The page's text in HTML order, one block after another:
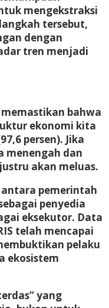
mengekstraksi
tersebut,
dengan
tren menjadi
bahwa
ekonomi kita
persen). Jika
menengah dan
akan meluas.
antara pemerintah
penyedia
eksekutor. Data
telah mencapai
pelaku
ekosistem
yang